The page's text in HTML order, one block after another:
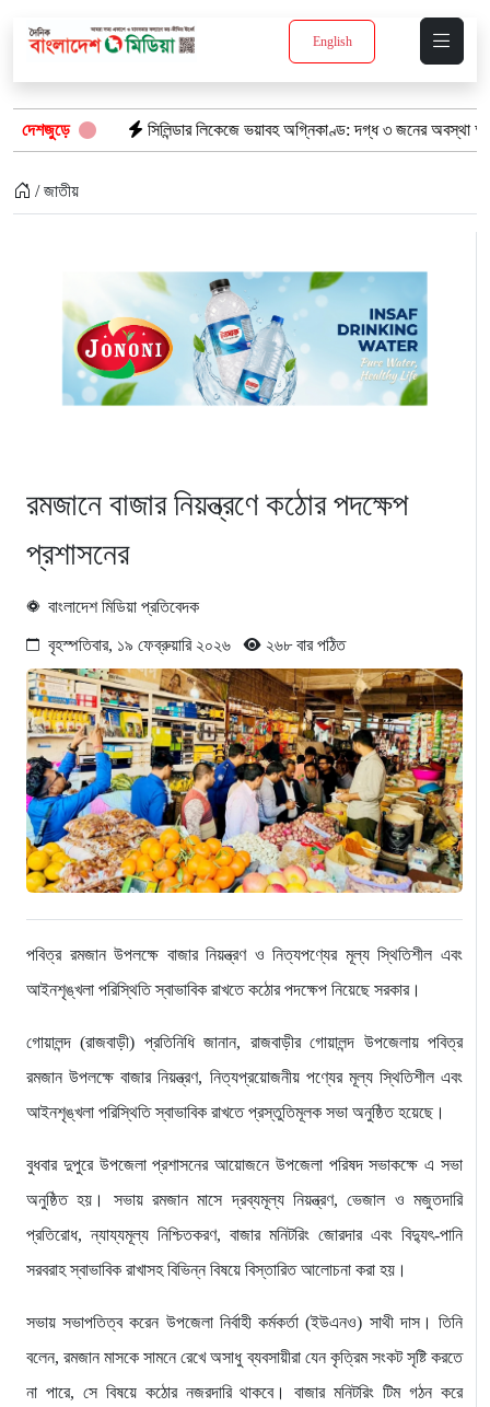
English
দেশজুড়ে
সিলিন্ডার লিকেজে ভয়াবহ অগ্নিকাণ্ড: দগ্ধ ৩ জনের অবস্থা আশঙ্কাজনক
/ জাতীয়
রমজানে বাজার নিয়ন্ত্রণে কঠোর পদক্ষেপ
প্রশাসনের
বাংলাদেশ মিডিয়া প্রতিবেদক
বৃহস্পতিবার, ১৯ ফেব্রুয়ারি ২০২৬ ২৬৮ বার পঠিত
পবিত্র রমজান উপলক্ষে বাজার নিয়ন্ত্রণ ও নিত্যপণ্যের মূল্য স্থিতিশীল এবং
আইনশৃঙ্খলা পরিস্থিতি স্বাভাবিক রাখতে কঠোর পদক্ষেপ নিয়েছে সরকার।
গোয়ালন্দ (রাজবাড়ী) প্রতিনিধি জানান, রাজবাড়ীর গোয়ালন্দ উপজেলায় পবিত্র
রমজান উপলক্ষে বাজার নিয়ন্ত্রণ, নিত্যপ্রয়োজনীয় পণ্যের মূল্য স্থিতিশীল এবং
আইনশৃঙ্খলা পরিস্থিতি স্বাভাবিক রাখতে প্রস্তুতিমূলক সভা অনুষ্ঠিত হয়েছে।
বুধবার দুপুরে উপজেলা প্রশাসনের আয়োজনে উপজেলা পরিষদ সভাকক্ষে এ সভা
অনুষ্ঠিত হয়। সভায় রমজান মাসে দ্রব্যমূল্য নিয়ন্ত্রণ, ভেজাল ও মজুতদারি
প্রতিরোধ, ন্যায্যমূল্য নিশ্চিতকরণ, বাজার মনিটরিং জোরদার এবং বিদ্যুৎ-পানি
সরবরাহ স্বাভাবিক রাখাসহ বিভিন্ন বিষয়ে বিস্তারিত আলোচনা করা হয়।
সভায় সভাপতিত্ব করেন উপজেলা নির্বাহী কর্মকর্তা (ইউএনও) সাথী দাস। তিনি
বলেন, রমজান মাসকে সামনে রেখে অসাধু ব্যবসায়ীরা যেন কৃত্রিম সংকট সৃষ্টি করতে
না পারে, সে বিষয়ে কঠোর নজরদারি থাকবে। বাজার মনিটরিং টিম গঠন করে